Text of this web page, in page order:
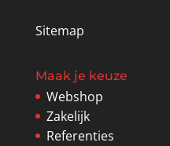
Sitemap
Maak je keuze
Webshop
Zakelijk
Referenties